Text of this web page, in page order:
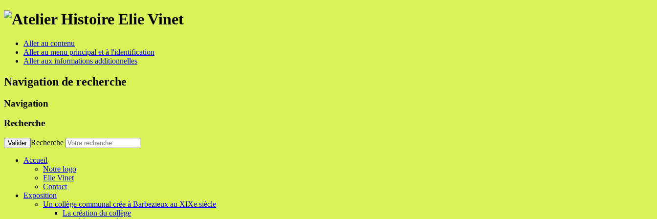
Aller au contenu
Aller au menu principal et à l'identification
Aller aux informations additionnelles
Navigation de recherche
Navigation
Recherche
Valider Recherche
Accueil
Notre logo
Elie Vinet
Contact
Exposition
Un collège communal crée à Barbezieux au XIXe siècle
La création du collège